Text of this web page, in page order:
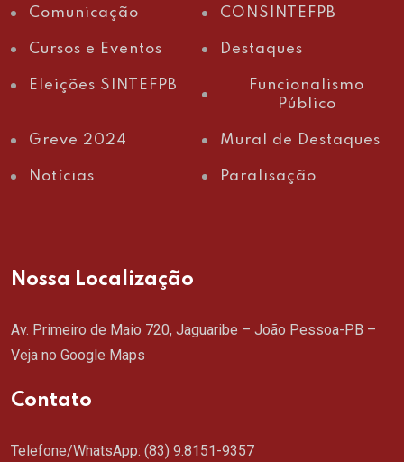
Comunicação CONSINTEFPB
Cursos e Eventos Destaques
Eleições SINTEFPB
Funcionalismo
Público
Greve 2024 Mural de Destaques
Notícias Paralisação
Nossa Localização
Av. Primeiro de Maio 720, Jaguaribe – João Pessoa-PB –
Veja no Google Maps
Contato
Telefone/WhatsApp: (83) 9.8151-9357